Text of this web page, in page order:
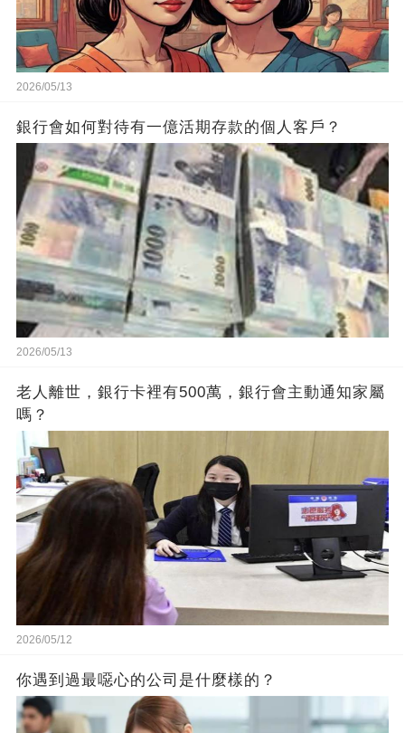
2026/05/13
銀行會如何對待有一億活期存款的個人客戶？
2026/05/13
老人離世，銀行卡裡有500萬，銀行會主動通知家屬
嗎？
2026/05/12
你遇到過最噁心的公司是什麼樣的？